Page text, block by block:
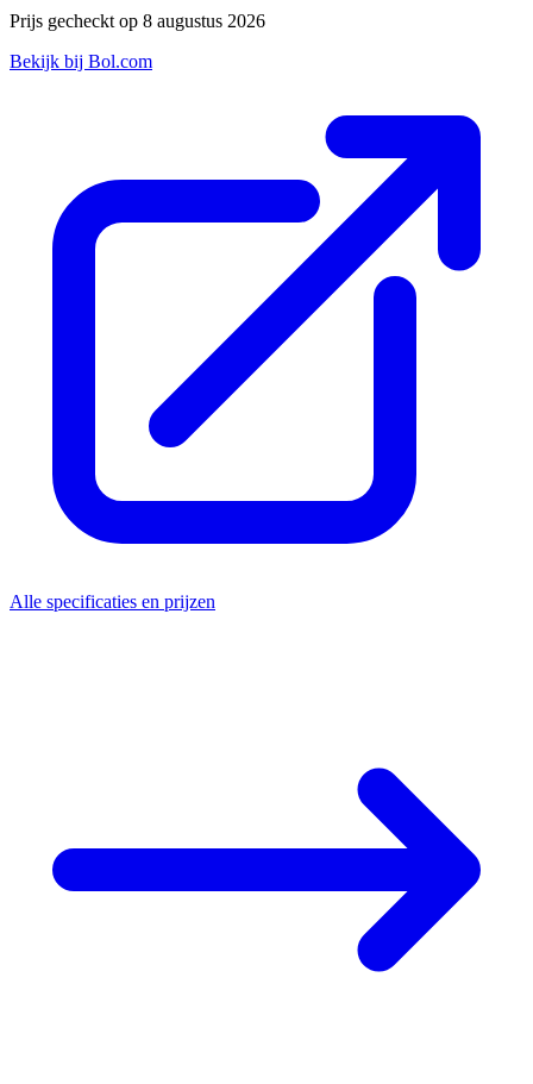
Prijs gecheckt op 8 augustus 2026
Bekijk bij Bol.com
Alle specificaties en prijzen